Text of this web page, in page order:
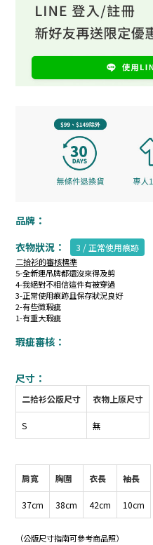
品牌：
衣物狀況：
3 / 正常使用痕跡
二拾衫的審核標準
5-全新連吊牌都還沒來得及剪
4-我絕對不相信這件有被穿過
3-正常使用痕跡且保存狀況良好
2-有些微瑕疵
1-有重大瑕疵
瑕疵審核：
尺寸：
二拾衫公版尺寸 衣物上原尺寸
S 無
肩寬 胸圍 衣長 袖長
37cm 38cm 42cm 10cm
（公版尺寸指南可參考商品照）